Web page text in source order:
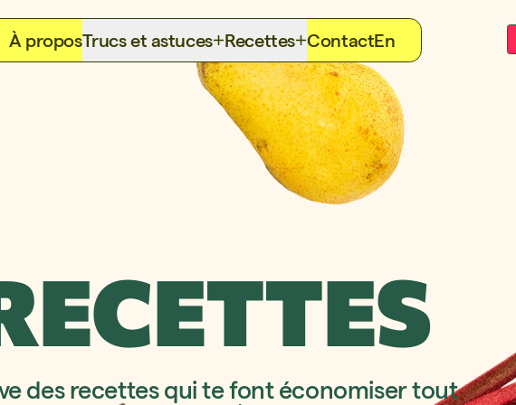
À proposTrucs et astuces Recettes ContactEn
des recettes qui te font économiser tout